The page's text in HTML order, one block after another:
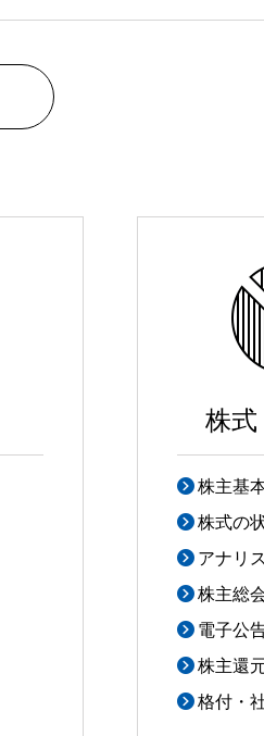
株式
株主基
株式の
アナリ
株主総
電子公
株主還
格付・